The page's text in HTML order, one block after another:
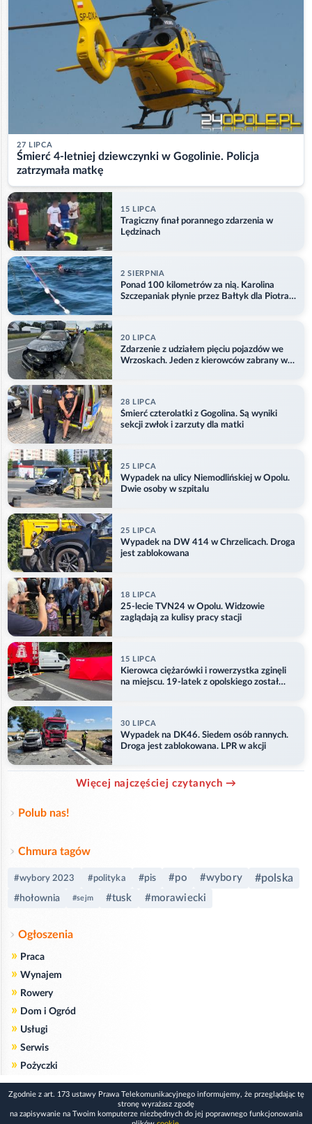
27 LIPCA
Śmierć 4-letniej dziewczynki w Gogolinie. Policja
zatrzymała matkę
15 LIPCA
Tragiczny finał porannego zdarzenia w
Lędzinach
2 SIERPNIA
Ponad 100 kilometrów za nią. Karolina
Szczepaniak płynie przez Bałtyk dla Piotra.
20 LIPCA
Zdarzenie z udziałem pięciu pojazdów we
Wrzoskach. Jeden z kierowców zabrany w
28 LIPCA
Śmierć czterolatki z Gogolina. Są wyniki
sekcji zwłok i zarzuty dla matki
25 LIPCA
Wypadek na ulicy Niemodlińskiej w Opolu.
Dwie osoby w szpitalu
25 LIPCA
Wypadek na DW 414 w Chrzelicach. Droga
jest zablokowana
18 LIPCA
25-lecie TVN24 w Opolu. Widzowie
zaglądają za kulisy pracy stacji
15 LIPCA
Kierowca ciężarówki i rowerzystka zginęli
na miejscu. 19-latek z opolskiego został
30 LIPCA
Wypadek na DK46. Siedem osób rannych.
Droga jest zablokowana. LPR w akcji
Więcej najczęściej czytanych →
Polub nas!
Chmura tagów
#wybory 2023 #polityka #pis #po #wybory #polska
#hołownia #sejm #tusk #morawiecki
Ogłoszenia
» Praca
» Wynajem
» Rowery
» Dom i Ogród
» Usługi
» Serwis
» Pożyczki
Zgodnie z art. 173 ustawy Prawa Telekomunikacyjnego informujemy, że przeglądając tę
stronę wyrażasz zgodę
na zapisywanie na Twoim komputerze niezbędnych do jej poprawnego funkcjonowania